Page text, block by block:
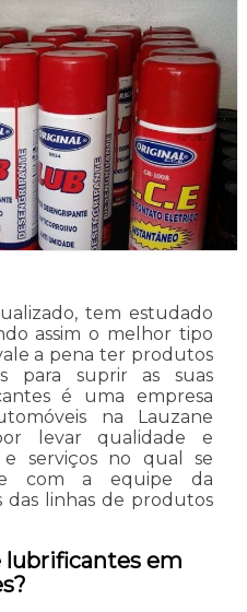
tem estudado
assim o melhor tipo
a pena ter produtos
para suprir as suas
é uma empresa
na Lauzane
levar qualidade e
serviços no qual se
com a equipe da
das linhas de produtos
lubrificantes em